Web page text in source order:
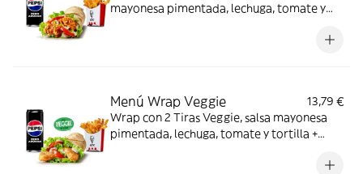
mayonesa pimentada, lechuga, tomate y
Menú Wrap Veggie
13,79 €
Wrap con 2 Tiras Veggie, salsa mayonesa
pimentada, lechuga, tomate y tortilla +